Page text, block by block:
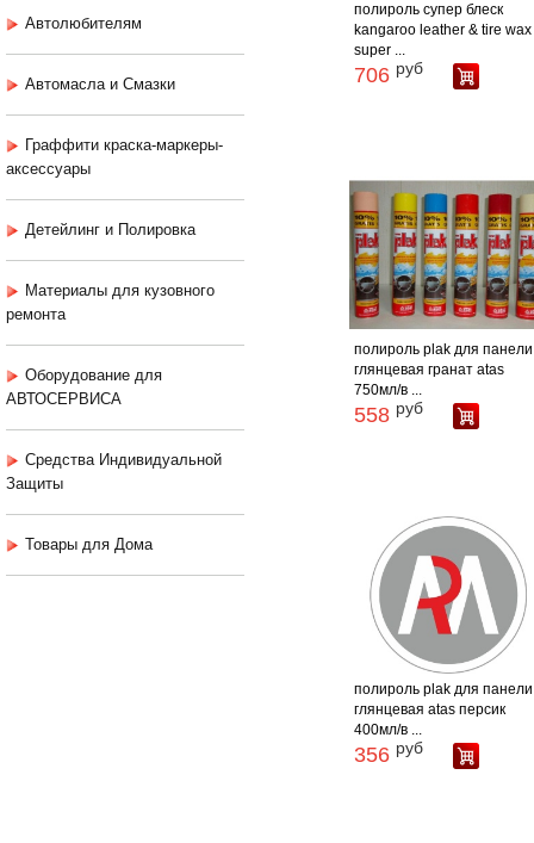
Автолюбителям
Автомасла и Смазки
Граффити краска-маркеры-
аксессуары
Детейлинг и Полировка
Материалы для кузовного
ремонта
Оборудование для
АВТОСЕРВИСА
Средства Индивидуальной
Защиты
Товары для Дома
полироль супер блеск
kangaroo leather & tire wax
super ...
706 руб
полироль plak для панели
глянцевая гранат atas
750мл/в ...
558 руб
полироль plak для панели
глянцевая atas персик
400мл/в ...
356 руб